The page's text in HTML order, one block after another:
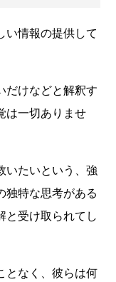
い情報の提供して
だけなどと解釈す
は一切ありませ
いたいという、強
独特な思考がある
と受け取られてし
となく、彼らは何